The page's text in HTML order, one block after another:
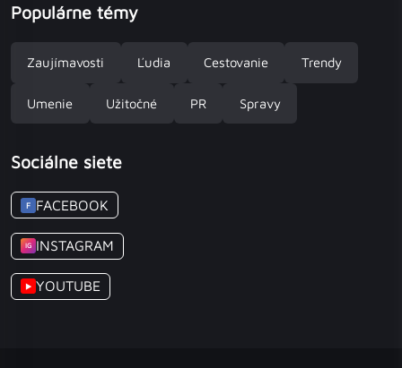
Populárne témy
Zaujímavosti Ľudia Cestovanie Trendy
Umenie Užitočné PR Spravy
Sociálne siete
F FACEBOOK
IG INSTAGRAM
▶ YOUTUBE